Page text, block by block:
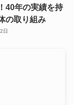
40年の実績を持
の取り組み
日